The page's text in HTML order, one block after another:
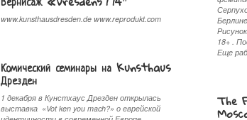
18+ .
Еще
www.kunsthausdresden.de www.reprodukt.com
Комический семинары на Kunsthaus
Дрезден
1 декабря в Кунстхаус Дрезден открылась
выставка «Vot ken you mach?» о еврейской
The